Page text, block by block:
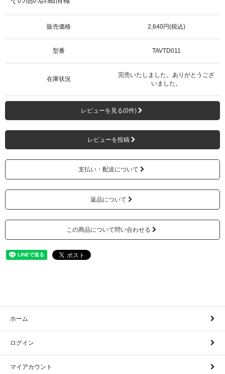
販売価格 2,640円(税込)
型番 TAVTD011
在庫状況
完売いたしました。ありがとうござ
いました。
レビューを見る(0件)
レビューを投稿
支払い・配送について
返品について
この商品について問い合わせる
ホーム
ログイン
マイアカウント